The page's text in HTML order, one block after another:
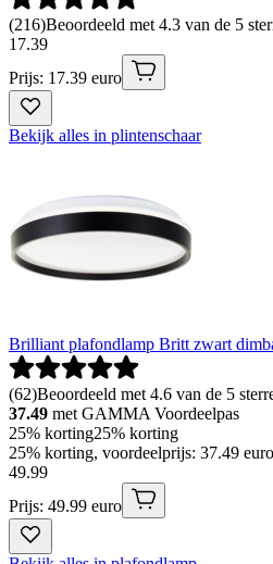
(216)Beoordeeld met 4.3 van de 5
17.39
Prijs: 17.39 euro
Bekijk alles in plintenschaar
Brilliant plafondlamp Britt zwart
(62)Beoordeeld met 4.6 van de 5
37.49 met GAMMA Voordeelpas
25% korting25% korting
25% korting, voordeelprijs: 37.49
49.99
Prijs: 49.99 euro